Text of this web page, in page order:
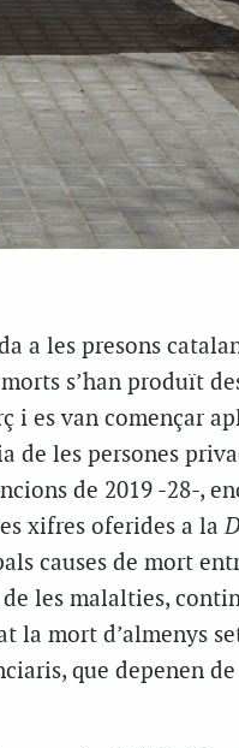
a les presons
s’han produït
i es van començar
de les persones
de 2019 -28-,
xifres oferides a la
causes de mort
les malalties,
la mort d’almenys
que depenen